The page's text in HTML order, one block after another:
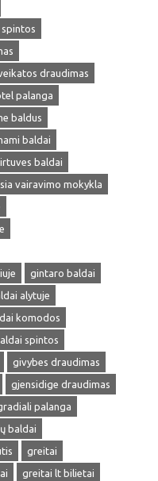
draudimas
palanga
baldus
baldai
baldai
vairavimo mokykla
gintaro baldai
alytuje
komodos
spintos
givybes draudimas
gjensidige draudimas
palanga
baldai
greitai
greitai lt bilietai